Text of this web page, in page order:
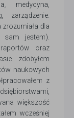
medycyna,
zarządzenie.
zrozumiała dla
sam jestem).
oraz
zdobyłem
naukowych
z
większość
wcześniej